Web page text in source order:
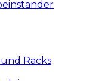
Racks